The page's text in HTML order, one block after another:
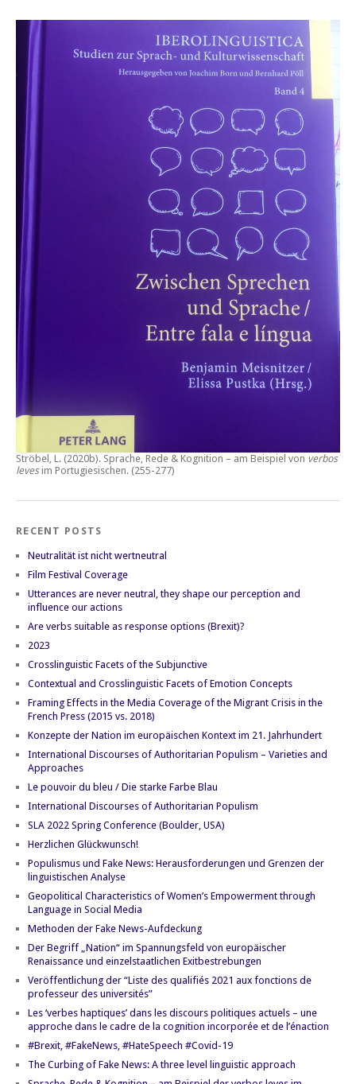
Ströbel, L. (2020b). Sprache, Rede & Kognition – am Beispiel von verbos
levesim Portugiesischen. (255-277)
RECENT POSTS
Neutralität ist nicht wertneutral
Film Festival Coverage
Utterances are never neutral, they shape our perception and
influence our actions
Are verbs suitable as response options (Brexit)?
2023
Crosslinguistic Facets of the Subjunctive
Contextual and Crosslinguistic Facets of Emotion Concepts
Framing Effects in the Media Coverage of the Migrant Crisis in the
French Press (2015 vs. 2018)
Konzepte der Nation im europäischen Kontext im 21. Jahrhundert
International Discourses of Authoritarian Populism – Varieties and
Approaches
Le pouvoir du bleu / Die starke Farbe Blau
International Discourses of Authoritarian Populism
SLA 2022 Spring Conference (Boulder, USA)
Herzlichen Glückwunsch!
Populismus und Fake News: Herausforderungen und Grenzen der
linguistischen Analyse
Geopolitical Characteristics of Women’s Empowerment through
Language in Social Media
Methoden der Fake News-Aufdeckung
Der Begriff „Nation“ im Spannungsfeld von europäischer
Renaissance und einzelstaatlichen Exitbestrebungen
Veröffentlichung der “Liste des qualifiés 2021 aux fonctions de
professeur des universités”
Les ‘verbes haptiques’ dans les discours politiques actuels – une
approche dans le cadre de la cognition incorporée et de l’énaction
#Brexit, #FakeNews, #HateSpeech #Covid-19
The Curbing of Fake News: A three level linguistic approach